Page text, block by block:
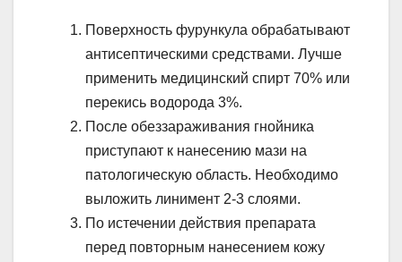
Поверхность фурункула обрабатывают
антисептическими средствами. Лучше
применить медицинский спирт 70% или
перекись водорода 3%.
После обеззараживания гнойника
приступают к нанесению мази на
патологическую область. Необходимо
выложить линимент 2-3 слоями.
По истечении действия препарата
перед повторным нанесением кожу